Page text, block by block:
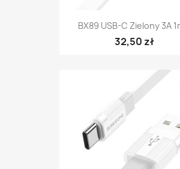
BX89 USB-C Zielony 3A
32,50 zł